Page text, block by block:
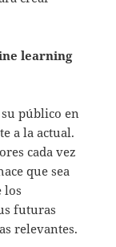
learning
público en
a la actual.
cada vez
que sea
los
futuras
relevantes.